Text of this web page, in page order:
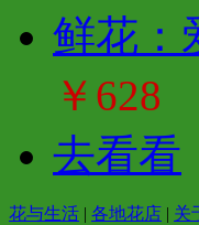
鲜花：
￥628
去看看
花与生活 | 各地花店 | 关